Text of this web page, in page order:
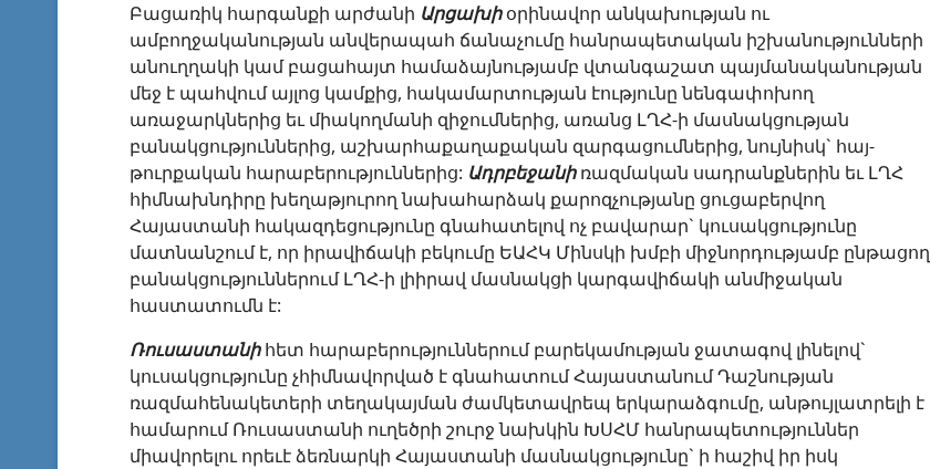
Բացառիկ հարգանքի արժանի Արցախիօրինավոր անկախության ու
ամբողջականության անվերապահ ճանաչումը հանրապետական իշխանությունների
անուղղակի կամ բացահայտ համաձայնությամբ վտանգաշատ պայմանականության
մեջ է պահվում այլոց կամքից, հակամարտության էությունը նենգափոխող
առաջարկներից եւ միակողմանի զիջումներից, առանց ԼՂՀ-ի մասնակցության
բանակցություններից, աշխարհաքաղաքական զարգացումներից, նույնիսկ` հայ-
թուրքական հարաբերություններից: Ադրբեջանիռազմական սադրանքներին եւ ԼՂՀ
հիմնախնդիրը խեղաթյուրող նախահարձակ քարոզչությանը ցուցաբերվող
Հայաստանի հակազդեցությունը գնահատելով ոչ բավարար` կուսակցությունը
մատնանշում է, որ իրավիճակի բեկումը ԵԱՀԿ Մինսկի խմբի միջնորդությամբ ընթացող
բանակցություններում ԼՂՀ-ի լիիրավ մասնակցի կարգավիճակի անմիջական
հաստատումն է:
Ռուսաստանիհետ հարաբերություններում բարեկամության ջատագով լինելով`
կուսակցությունը չհիմնավորված է գնահատում Հայաստանում Դաշնության
ռազմահենակետերի տեղակայման ժամկետավրեպ երկարաձգումը, անթույլատրելի է
համարում Ռուսաստանի ուղեծրի շուրջ նախկին ԽՍՀՄ հանրապետություններ
միավորելու որեւէ ձեռնարկի Հայաստանի մասնակցությունը` ի հաշիվ իր իսկ